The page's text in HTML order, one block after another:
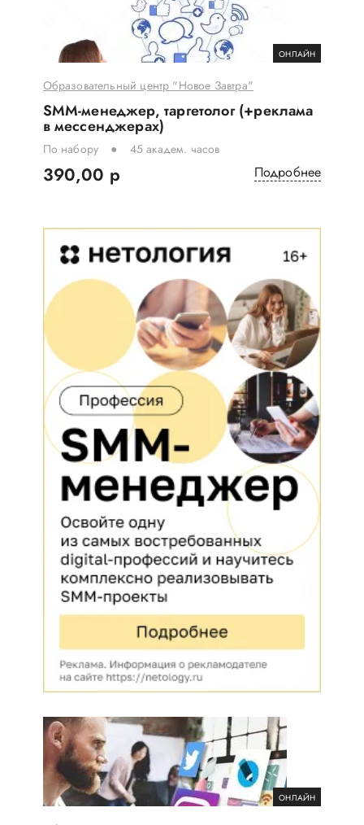
ОНЛАЙН
Образовательный центр "Новое Завтра"
SMM-менеджер, таргетолог (+реклама
в мессенджерах)
По набору 45 академ. часов
390,00 р Подробнее
ОНЛАЙН